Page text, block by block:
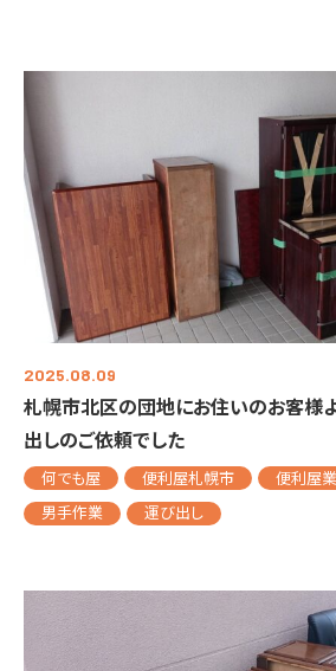
2025.08.09
札幌市北区の団地にお住いのお客
出しのご依頼でした
何でも屋 便利屋札幌市 便利屋業
男手作業
運び出し